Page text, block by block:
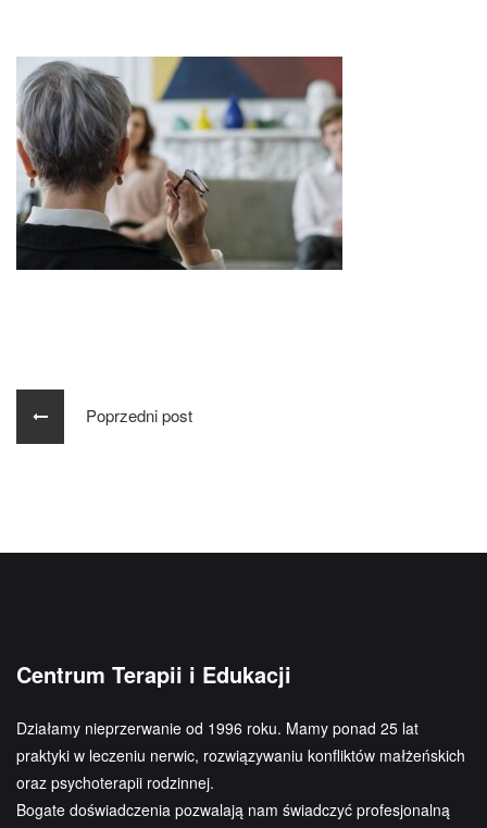
Poprzedni post
Centrum Terapii i Edukacji
Działamy nieprzerwanie od 1996 roku. Mamy ponad 25 lat
praktyki w leczeniu nerwic, rozwiązywaniu konfliktów małżeńskich
oraz psychoterapii rodzinnej.
Bogate doświadczenia pozwalają nam świadczyć profesjonalną